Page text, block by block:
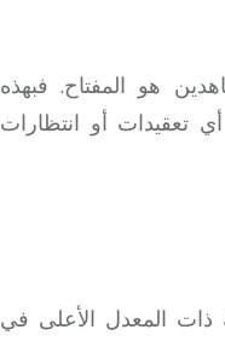
هو المفتاح. فبهذه
تعقيدات أو انتظارات
ذات المعدل الأعلى في